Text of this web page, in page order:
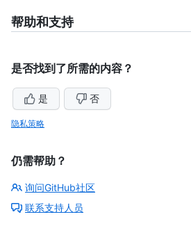
帮助和支持
是否找到了所需的内容？
是 否
隐私策略
仍需帮助？
询问GitHub社区
联系支持人员